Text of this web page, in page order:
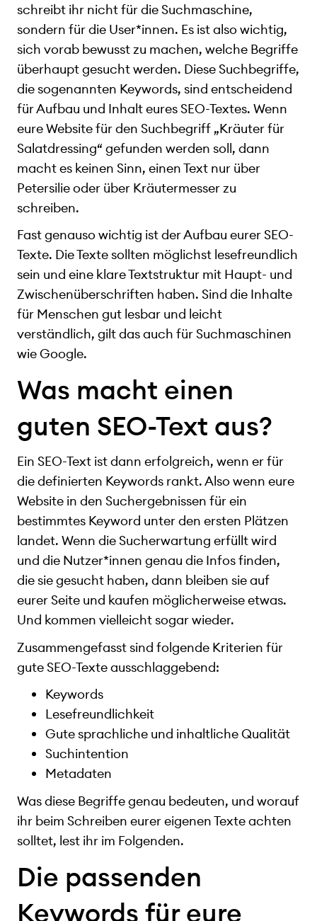
schreibt ihr nicht für die Suchmaschine,
sondern für die User*innen. Es ist also wichtig,
sich vorab bewusst zu machen, welche Begriffe
überhaupt gesucht werden. Diese Suchbegriffe,
die sogenannten Keywords, sind entscheidend
für Aufbau und Inhalt eures SEO-Textes. Wenn
eure Website für den Suchbegriff „Kräuter für
Salatdressing“ gefunden werden soll, dann
macht es keinen Sinn, einen Text nur über
Petersilie oder über Kräutermesser zu
schreiben.
Fast genauso wichtig ist der Aufbau eurer SEO-
Texte. Die Texte sollten möglichst lesefreundlich
sein und eine klare Textstruktur mit Haupt- und
Zwischenüberschriften haben. Sind die Inhalte
für Menschen gut lesbar und leicht
verständlich, gilt das auch für Suchmaschinen
wie Google.
Was macht einen
guten SEO-Text aus?
Ein SEO-Text ist dann erfolgreich, wenn er für
die definierten Keywords rankt. Also wenn eure
Website in den Suchergebnissen für ein
bestimmtes Keyword unter den ersten Plätzen
landet. Wenn die Sucherwartung erfüllt wird
und die Nutzer*innen genau die Infos finden,
die sie gesucht haben, dann bleiben sie auf
eurer Seite und kaufen möglicherweise etwas.
Und kommen vielleicht sogar wieder.
Zusammengefasst sind folgende Kriterien für
gute SEO-Texte ausschlaggebend:
Keywords
Lesefreundlichkeit
Gute sprachliche und inhaltliche Qualität
Suchintention
Metadaten
Was diese Begriffe genau bedeuten, und worauf
ihr beim Schreiben eurer eigenen Texte achten
solltet, lest ihr im Folgenden.
Die passenden
Keywords für eure